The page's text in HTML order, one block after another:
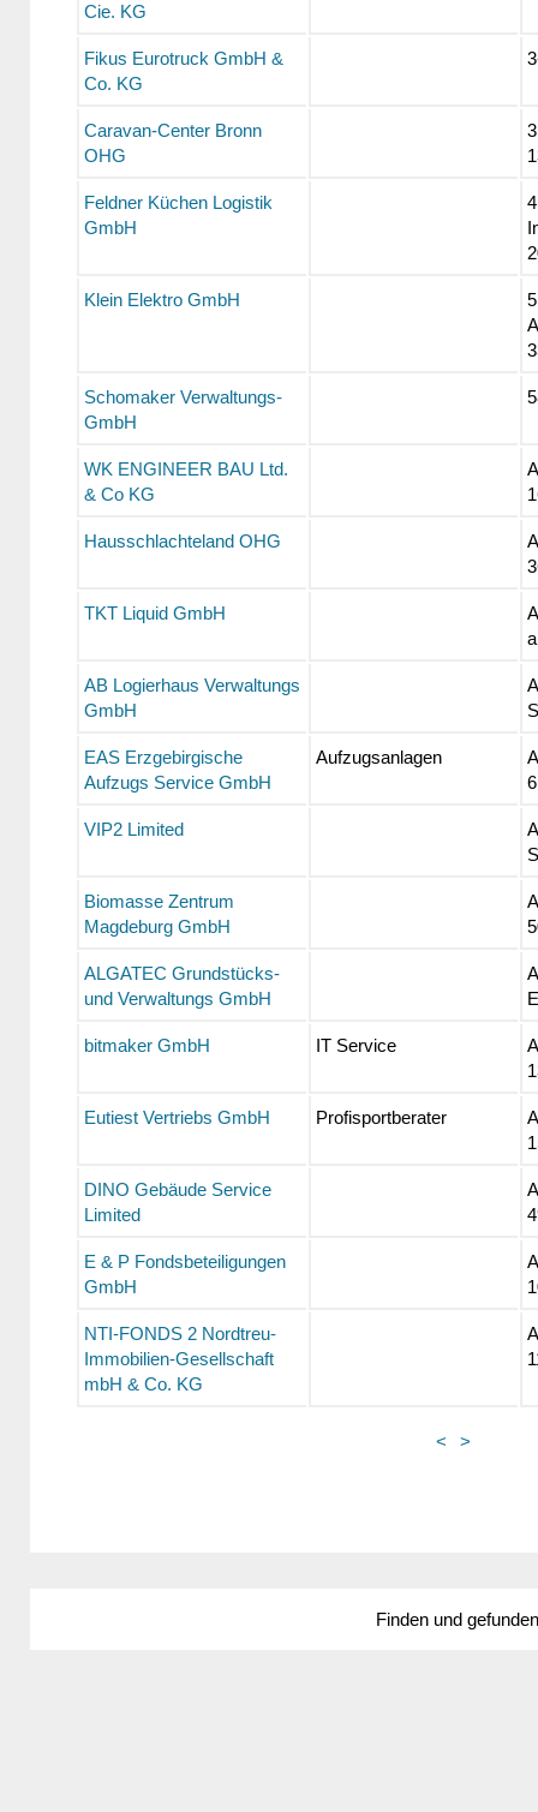
Cie. KG
Fikus Eurotruck GmbH &
Co. KG
Caravan-Center Bronn
OHG
Feldner Küchen Logistik
GmbH
Klein Elektro GmbH
Schomaker Verwaltungs-
GmbH
WK ENGINEER BAU Ltd.
& Co KG
Hausschlachteland OHG
TKT Liquid GmbH
a
AB Logierhaus Verwaltungs
GmbH
EAS Erzgebirgische
Aufzugs Service GmbH
Aufzugsanlagen
VIP2 Limited
Biomasse Zentrum
Magdeburg GmbH
ALGATEC Grundstücks-
und Verwaltungs GmbH
bitmaker GmbH IT Service
Eutiest Vertriebs GmbH Profisportberater
DINO Gebäude Service
Limited
E & P Fondsbeteiligungen
GmbH
NTI-FONDS 2 Nordtreu-
Immobilien-Gesellschaft
mbH & Co. KG
< >
Finden und